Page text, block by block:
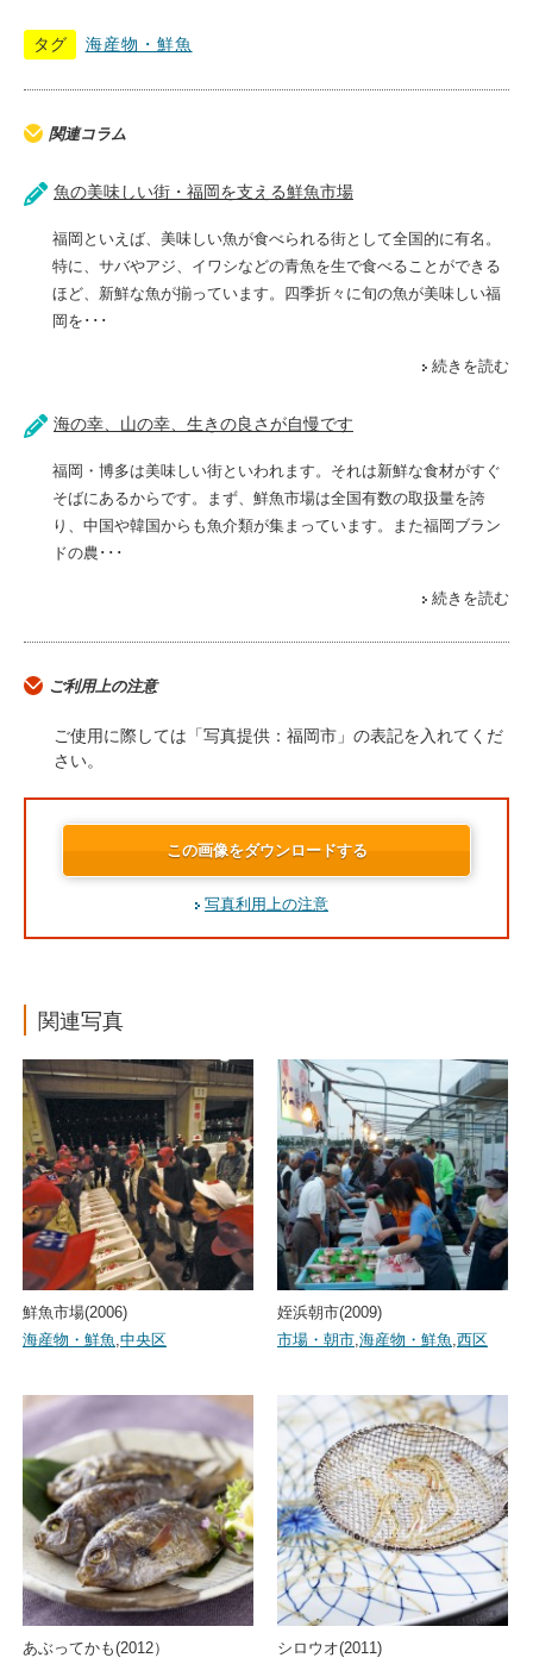
タグ 海産物・鮮魚
関連コラム
魚の美味しい街・福岡を支える鮮魚市場
福岡といえば、美味しい魚が食べられる街として全国的に有名。
特に、サバやアジ、イワシなどの青魚を生で食べることができる
ほど、新鮮な魚が揃っています。四季折々に旬の魚が美味しい福
岡を･･･
続きを読む
海の幸、山の幸、生きの良さが自慢です
福岡・博多は美味しい街といわれます。それは新鮮な食材がすぐ
そばにあるからです。まず、鮮魚市場は全国有数の取扱量を誇
り、中国や韓国からも魚介類が集まっています。また福岡ブラン
ドの農･･･
続きを読む
ご利用上の注意
ご使用に際しては「写真提供：福岡市」の表記を入れてくだ
さい。
この画像をダウンロードする
写真利用上の注意
関連写真
鮮魚市場(2006)
海産物・鮮魚,中央区
姪浜朝市(2009)
市場・朝市,海産物・鮮魚,西区
あぶってかも(2012） シロウオ(2011)